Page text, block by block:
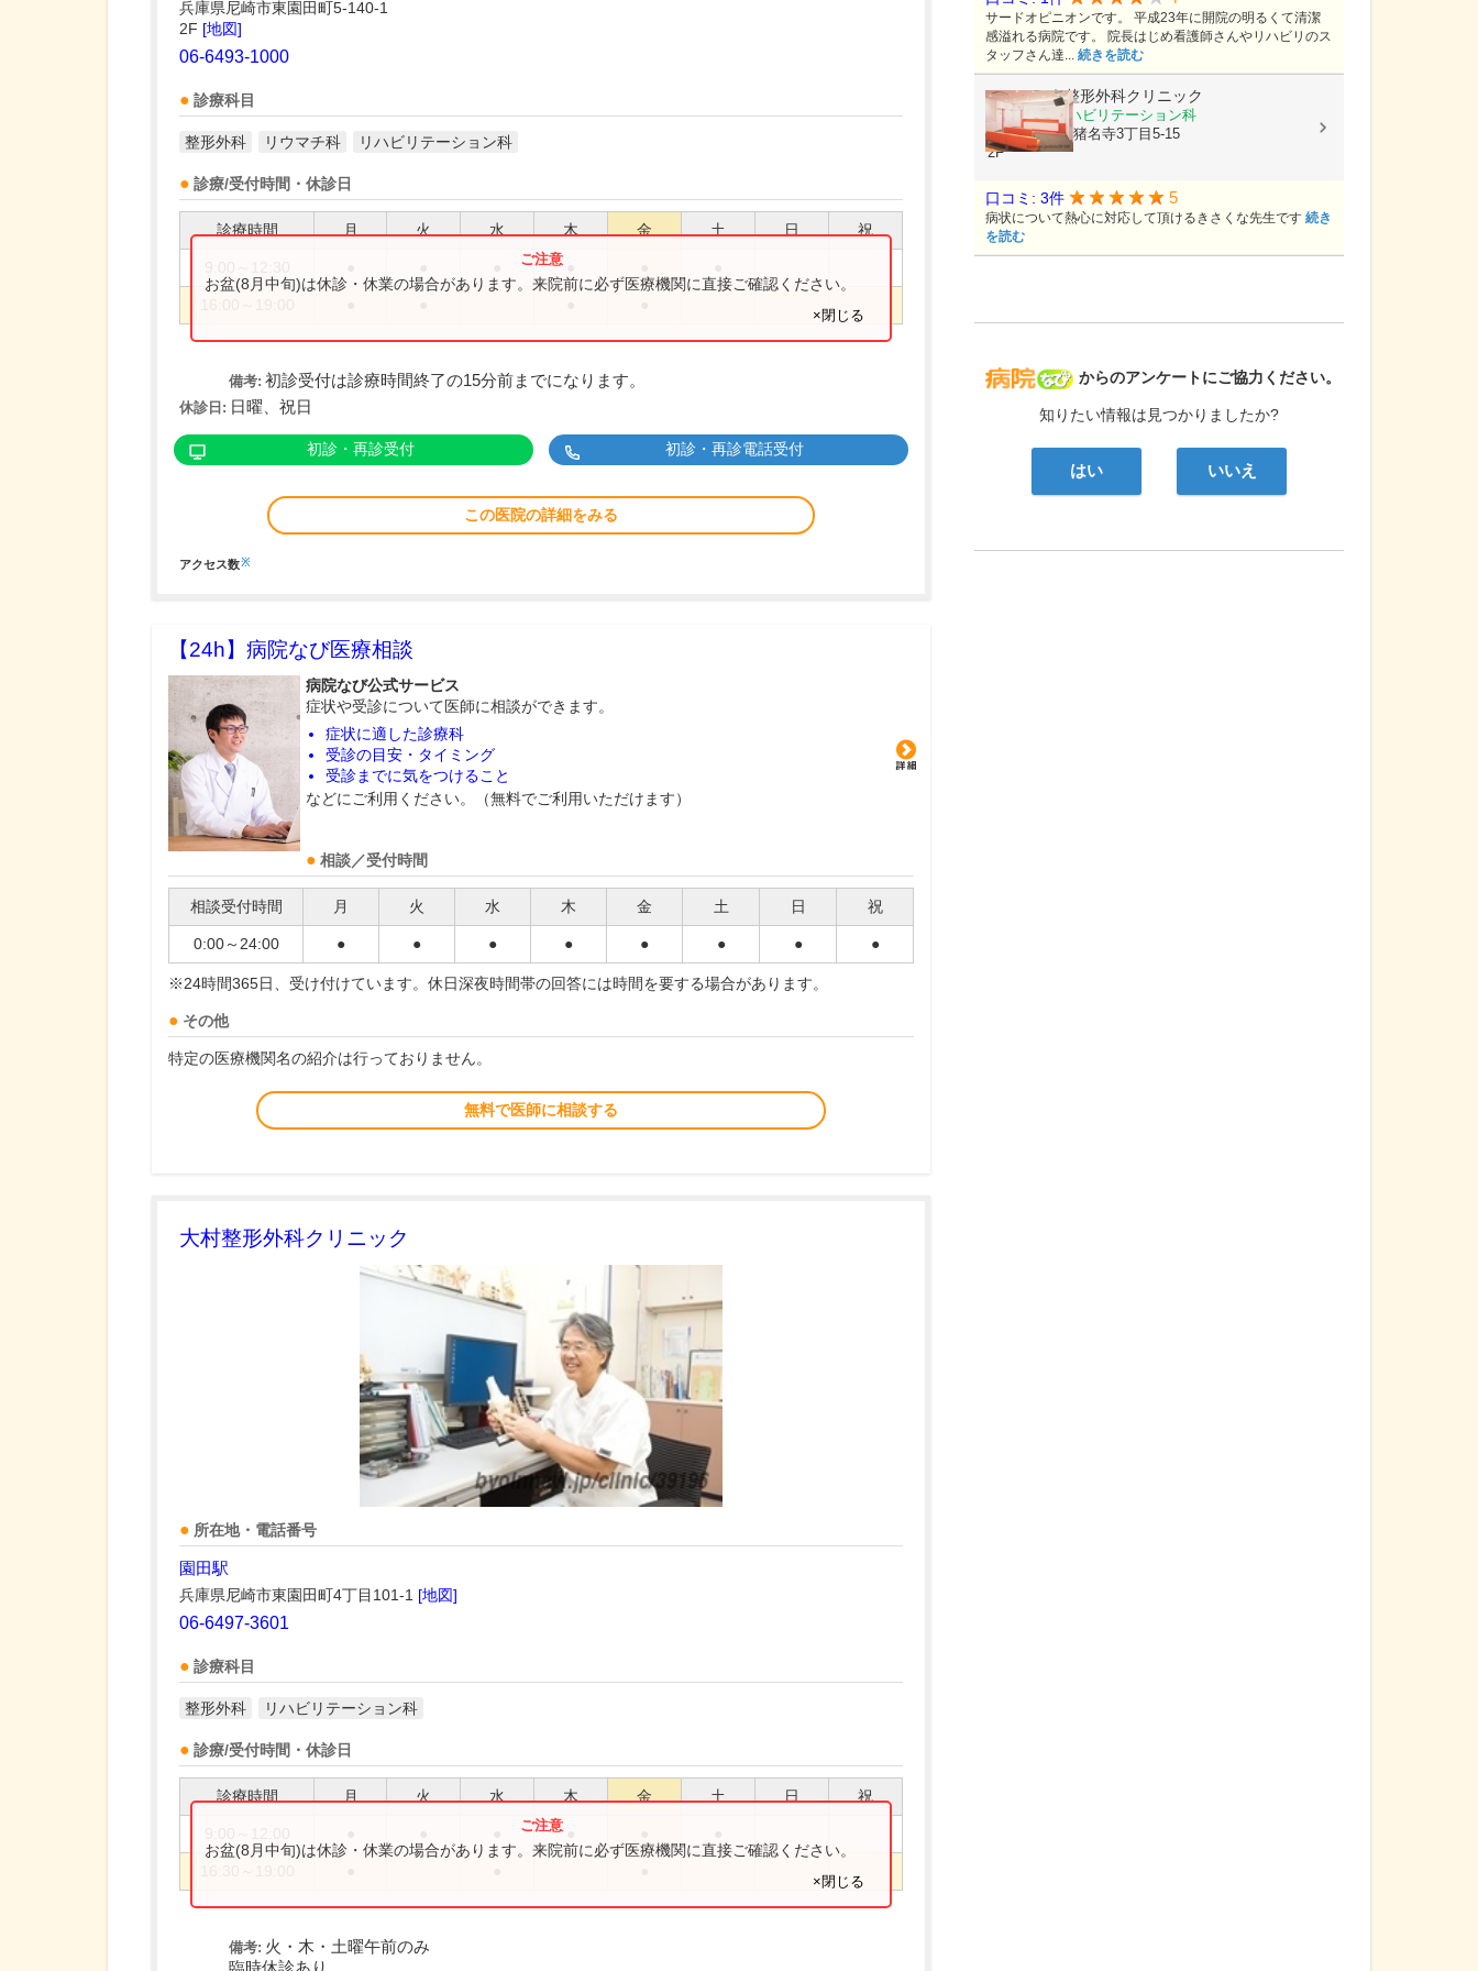
兵庫県尼崎市東園田町5-140-1
2F [地図]
06-6493-1000
診療科目
整形外科 リウマチ科 リハビリテーション科
診療/受付時間・休診日
診療時間 月 火 水 木 金 土 日 祝
お盆(8月中旬)は休診・休業の場合があります。来院前に必ず医療機関に直接ご確認ください。
×閉じる
備考: 初診受付は診療時間終了の15分前までになります。
休診日: 日曜、祝日
初診・再診受付 初診・再診電話受付
この医院の詳細をみる
アクセス数※
【24h】 病院なび医療相談
病院なび公式サービス
症状や受診について医師に相談ができます。
症状に適した診療科
受診の目安・タイミング
受診までに気をつけること
などにご利用ください。（無料でご利用いただけます）
相談／受付時間
相談受付時間 月 火 水 木 金 土 日 祝
0:00～24:00 ● ● ● ● ● ● ● ●
※24時間365日、受け付けています。休日深夜時間帯の回答には時間を要する場合があります。
その他
特定の医療機関名の紹介は行っておりません。
無料で医師に相談する
大村整形外科クリニック
所在地・電話番号
園田駅
兵庫県尼崎市東園田町4丁目101-1 [地図]
06-6497-3601
診療科目
整形外科 リハビリテーション科
診療/受付時間・休診日
診療時間 月 火 水 木 金 土 日 祝
お盆(8月中旬)は休診・休業の場合があります。来院前に必ず医療機関に直接ご確認ください。
×閉じる
備考: 火・木・土曜午前のみ
病院なび
からのアンケートにご協力ください。
知りたい情報は見つかりましたか?
はい いいえ
サードオピニオンです。 平成23年に開院の明るくて清潔
感溢れる病院です。 院長はじめ看護師さんやリハビリのス
タッフさん達... 続きを読む
ほんじょう整形外科クリニック
整形外科, リハビリテーション科
兵庫県尼崎市猪名寺3丁目5-15
2F
口コミ: 3件 5
病状について熱心に対応して頂けるきさくな先生です 続き
を読む